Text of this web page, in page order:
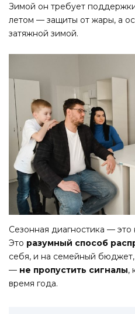
Зимой он требует
летом — защиты от жары, а
затяжной зимой.
Сезонная диагностика —
Это разумный способ
себя, и на семейный бюджет,
— не пропустить сигналы,
время года.